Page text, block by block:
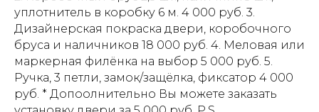
уплотнитель в коробку 6 м. 4 000 руб. 3.
Дизайнерская покраска двери, коробочного
бруса и наличников 18 000 руб. 4. Меловая или
маркерная филёнка на выбор 5 000 руб. 5.
Ручка, 3 петли, замок/защёлка, фиксатор 4 000
руб. * Допоолнительно Вы можете заказать